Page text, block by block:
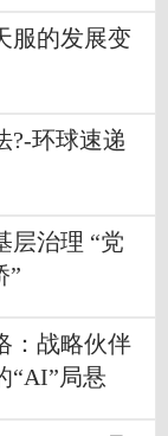
服的发展变
?-环球速递
层治理 “党
”
：战略伙伴
“AI”局悬